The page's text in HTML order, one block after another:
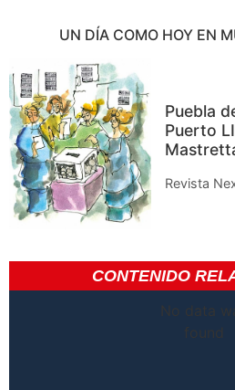
UN DÍA COMO HOY EN
Puebla
Puerto
Revista
CONTENIDO
No data
found